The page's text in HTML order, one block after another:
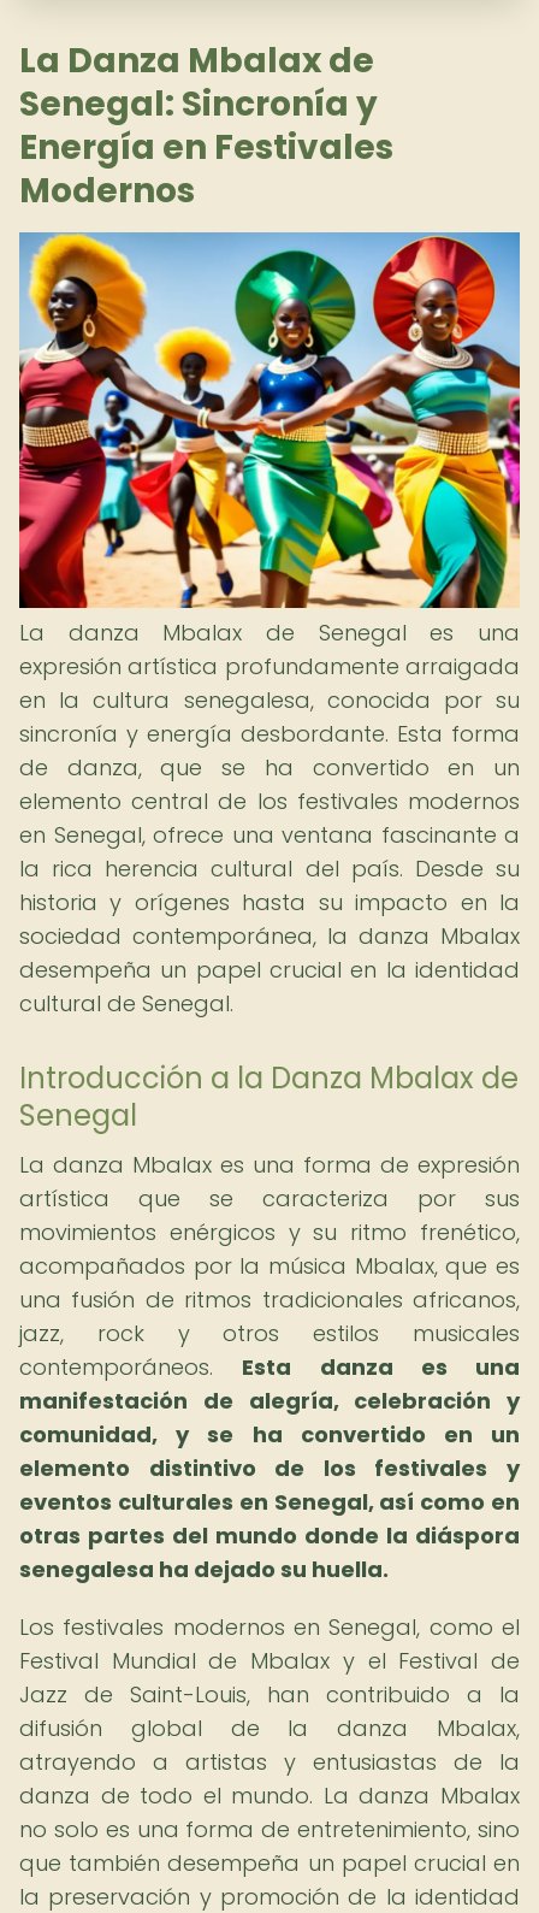
La Danza Mbalax de
Senegal: Sincronía y
Energía en Festivales
Modernos
La danza Mbalax de Senegal es una
expresión artística profundamente arraigada
en la cultura senegalesa, conocida por su
sincronía y energía desbordante. Esta forma
de danza, que se ha convertido en un
elemento central de los festivales modernos
en Senegal, ofrece una ventana fascinante a
la rica herencia cultural del país. Desde su
historia y orígenes hasta su impacto en la
sociedad contemporánea, la danza Mbalax
desempeña un papel crucial en la identidad
cultural de Senegal.
Introducción a la Danza Mbalax de
Senegal
La danza Mbalax es una forma de expresión
artística que se caracteriza por sus
movimientos enérgicos y su ritmo frenético,
acompañados por la música Mbalax, que es
una fusión de ritmos tradicionales africanos,
jazz, rock y otros estilos musicales
contemporáneos. Esta danza es una
manifestación de alegría, celebración y
comunidad, y se ha convertido en un
elemento distintivo de los festivales y
eventos culturales en Senegal, así como en
otras partes del mundo donde la diáspora
senegalesa ha dejado su huella.
Los festivales modernos en Senegal, como el
Festival Mundial de Mbalax y el Festival de
Jazz de Saint-Louis, han contribuido a la
difusión global de la danza Mbalax,
atrayendo a artistas y entusiastas de la
danza de todo el mundo. La danza Mbalax
no solo es una forma de entretenimiento, sino
que también desempeña un papel crucial en
la preservación y promoción de la identidad